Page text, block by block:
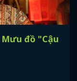
đồ "Cậu